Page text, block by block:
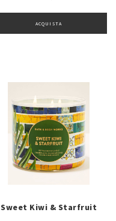
ACQUISTA
Sweet Kiwi & Starfruit